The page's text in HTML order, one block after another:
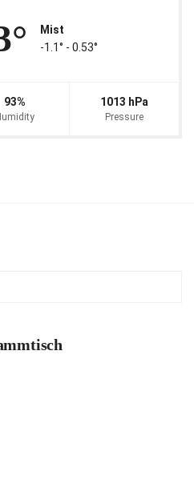
Mist
-1.1° ‐ 0.53°
93% 1013 hPa
Pressure